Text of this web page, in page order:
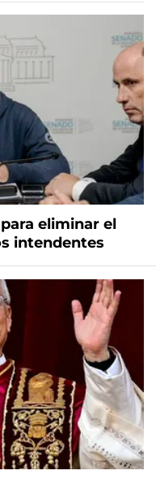
eliminar el
intendentes